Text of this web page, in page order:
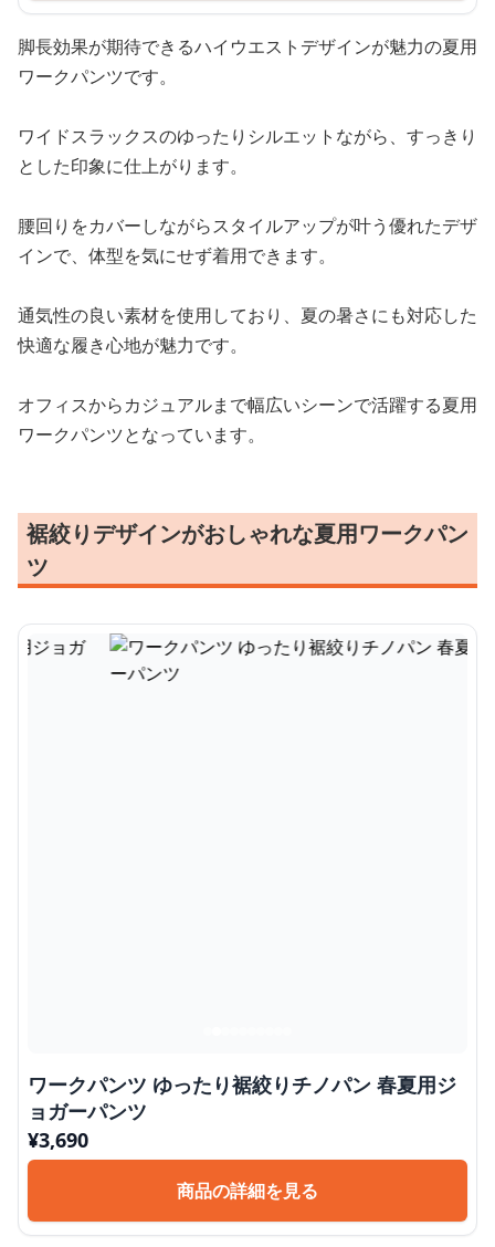
脚長効果が期待できるハイウエストデザインが魅力の夏用
ワークパンツです。
ワイドスラックスのゆったりシルエットながら、すっきり
とした印象に仕上がります。
腰回りをカバーしながらスタイルアップが叶う優れたデザ
インで、体型を気にせず着用できます。
通気性の良い素材を使用しており、夏の暑さにも対応した
快適な履き心地が魅力です。
オフィスからカジュアルまで幅広いシーンで活躍する夏用
ワークパンツとなっています。
裾絞りデザインがおしゃれな夏用ワークパン
ツ
ワークパンツ ゆったり裾絞りチノパン 春夏用ジ
ョガーパンツ
¥3,690
商品の詳細を見る